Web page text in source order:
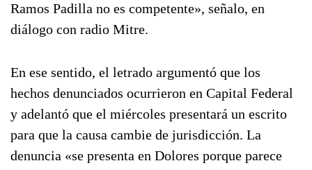
Ramos Padilla no es competente», señalo, en
diálogo con radio Mitre.
En ese sentido, el letrado argumentó que los
hechos denunciados ocurrieron en Capital Federal
y adelantó que el miércoles presentará un escrito
para que la causa cambie de jurisdicción. La
denuncia «se presenta en Dolores porque parece